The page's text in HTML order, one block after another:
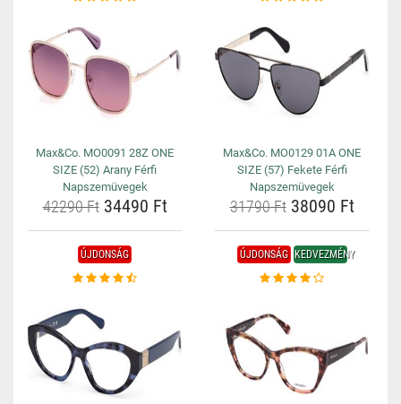
Max&Co. MO0091 28Z ONE
SIZE (52) Arany Férfi
Napszemüvegek
42290 Ft34490 Ft
Max&Co. MO0129 01A ONE
SIZE (57) Fekete Férfi
Napszemüvegek
31790 Ft38090 Ft
ÚJDONSÁG ÚJDONSÁG KEDVEZMÉNY